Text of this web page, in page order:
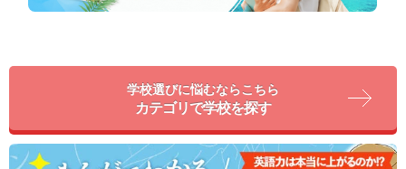
学校選びに悩むならこちら
カテゴリで学校を探す